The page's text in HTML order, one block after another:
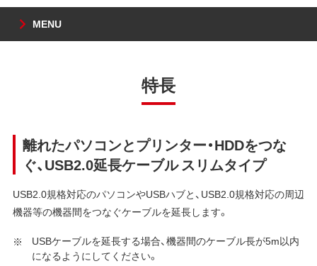
MENU
特長
離れたパソコンとプリンター・HDDをつな
ぐ、USB2.0延長ケーブル スリムタイプ
USB2.0規格対応のパソコンやUSBハブと、USB2.0規格対応の周辺
機器等の機器間をつなぐケーブルを延長します。
USBケーブルを延長する場合、機器間のケーブル長が5m以内
になるようにしてください。